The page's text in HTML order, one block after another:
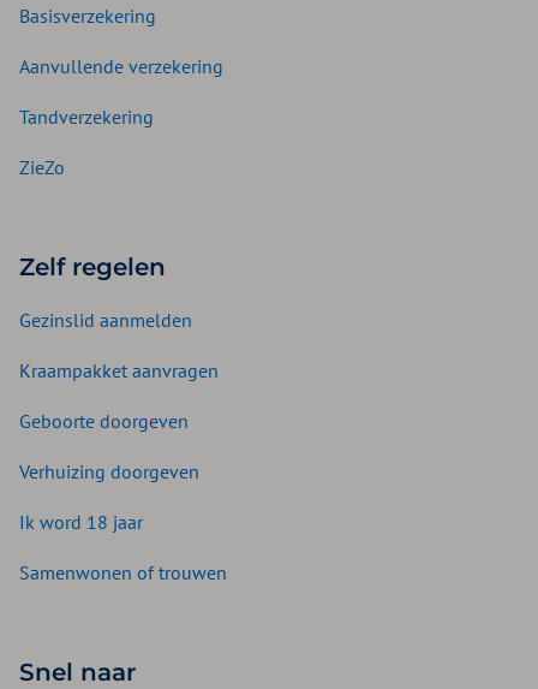
Basisverzekering
Aanvullende verzekering
Tandverzekering
ZieZo
Zelf regelen
Gezinslid aanmelden
Kraampakket aanvragen
Geboorte doorgeven
Verhuizing doorgeven
Ik word 18 jaar
Samenwonen of trouwen
Snel naar